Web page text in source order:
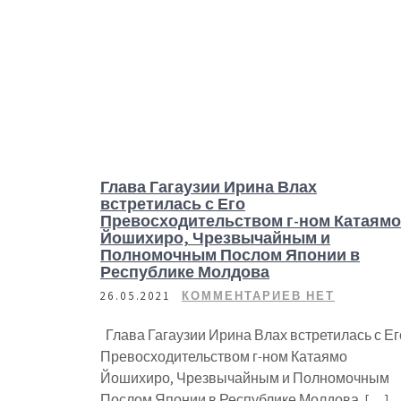
Глава Гагаузии Ирина Влах
встретилась с Его
Превосходительством г-ном Катаямо
Йошихиро, Чрезвычайным и
Полномочным Послом Японии в
Республике Молдова
26.05.2021 КОММЕНТАРИЕВ НЕТ
Глава Гагаузии Ирина Влах встретилась с
Превосходительством г-ном Катаямо
Йошихиро, Чрезвычайным и Полномочным